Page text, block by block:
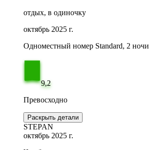
отдых, в одиночку
октябрь 2025 г.
Одноместный номер Standard, 2 ночи
9,2
Превосходно
Раскрыть детали
STEPAN
октябрь 2025 г.